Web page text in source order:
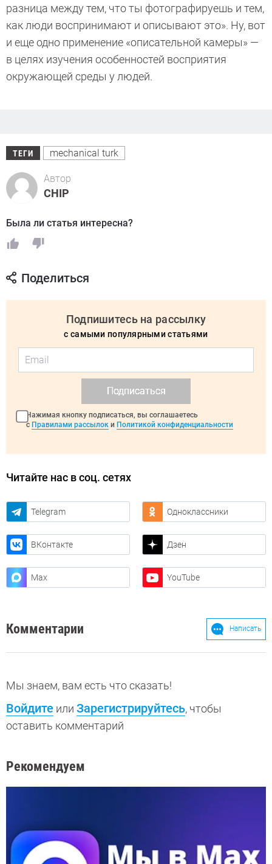
разница между тем, что ты фотографируешь и тем,
как люди воспринимают и описывают это». Ну, вот
и еще одно применение «описательной камеры» —
в целях изучения особенностей восприятия
окружающей среды у людей.
ТЕГИ mechanical turk
Автор
CHIP
Была ли статья интересна?
Поделиться
Подпишитесь на рассылку
с самыми популярными статьями
Подписаться
Нажимая кнопку подписаться, вы соглашаетесь
с Правилами рассылок и Политикой конфиденциальности
Читайте нас в соц. сетях
Telegram Одноклассники
ВКонтакте Дзен
Max YouTube
Комментарии Написать
Мы знаем, вам есть что сказать!
Войдите или Зарегистрируйтесь, чтобы
оставить комментарий
Рекомендуем